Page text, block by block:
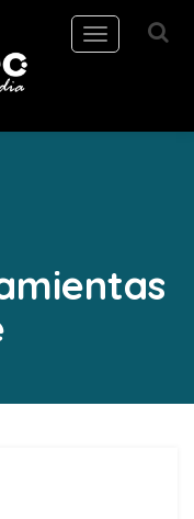
Toggle
navigation